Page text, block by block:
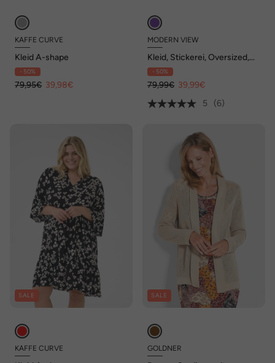
KAFFE CURVE
Kleid A-shape
- 50%
79,95€ 39,98€
MODERN VIEW
Kleid, Stickerei, Oversized,
V-Ausschnitt, Halbarm
- 50%
79,99€ 39,99€
5
(6)
SALE
KAFFE CURVE
SALE
GOLDNER